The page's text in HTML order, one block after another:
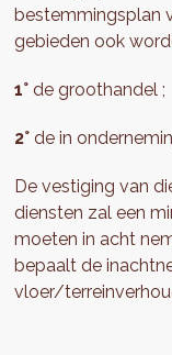
bestemmingsplan
gebieden ook
1°de groothandel ;
2° de in
De vestiging van
diensten zal een
moeten in acht
bepaalt de
vloer/